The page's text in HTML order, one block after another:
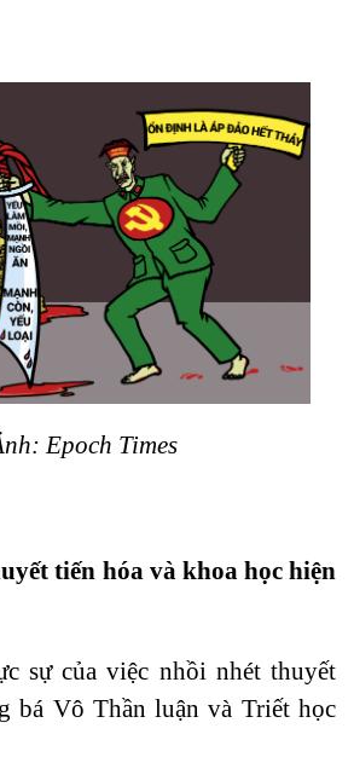
Epoch Times
tiến hóa và khoa học hiện
sự của việc nhồi nhét thuyết
bá Vô Thần luận và Triết học